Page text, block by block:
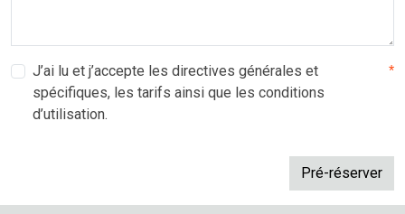
J’ai lu et j’accepte les directives générales et
spécifiques, les tarifs ainsi que les conditions
d’utilisation.
*